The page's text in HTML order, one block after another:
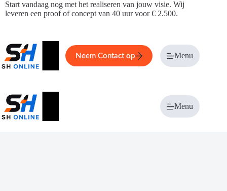
Ga
naar
Start vandaag nog met het realiseren van jouw visie. Wij
leveren een proof of concept van 40 uur voor € 2.500.
Home Service Over ons
Neem Contact op Menu
Menu